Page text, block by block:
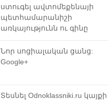
ստուգել ավտոմեքենայի
պետհամարանիշի
առկայությունն ու գինը
Նոր սոցիալական ցանց:
Google+
Տեսնել Odnoklassniki.ru կայքի